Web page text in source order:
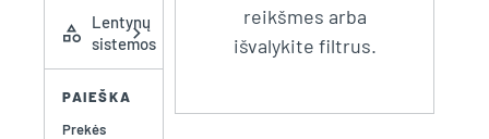
category
Lentynų
sistemos
chevron_right
PAIEŠKA
Prekės
reikšmes arba
išvalykite filtrus.